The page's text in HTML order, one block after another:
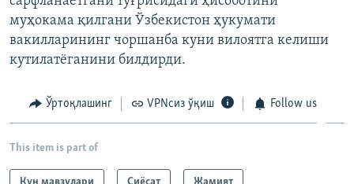
муҳокама қилгани Ўзбекистон ҳукумати
вакилларининг чоршанба куни вилоятга келиши
кутилатёганини билдирди.
Ўртоқлашинг VPNсиз ўқиш Follow us
This item is part of